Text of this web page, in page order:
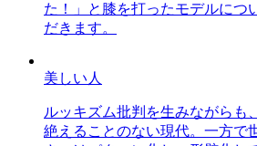
た！」と膝を打ったモデルにつ
だきます。
美しい人
ルッキズム批判を生みながらも
絶えることのない現代。一方で